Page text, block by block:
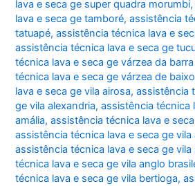
lava e seca ge super quadra morumbi
lava e seca ge tamboré,assistência
tatuapé,assistência técnica lava e
assistência técnica lava e seca ge
técnica lava e seca ge várzea da
técnica lava e seca ge várzea de baixo
lava e seca ge vila airosa,assistência
ge vila alexandria,assistência técnica
amália,assistência técnica lava e
assistência técnica lava e seca ge vila
assistência técnica lava e seca ge vila
técnica lava e seca ge vila anglo
técnica lava e seca ge vila bertioga,